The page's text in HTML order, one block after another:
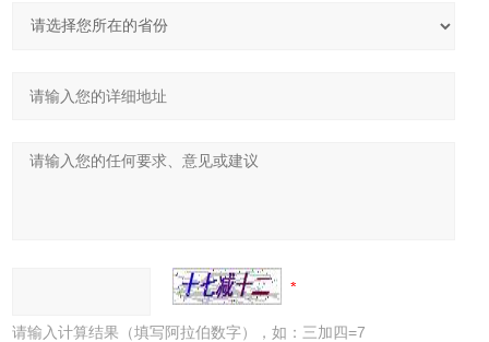
请输入计算结果（填写阿拉伯数字），如：三加四=7